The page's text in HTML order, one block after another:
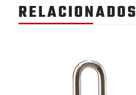
RELACIONADOS